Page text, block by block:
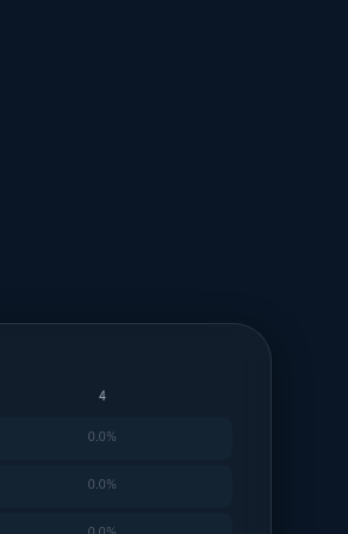
4
0.0%
0.0%